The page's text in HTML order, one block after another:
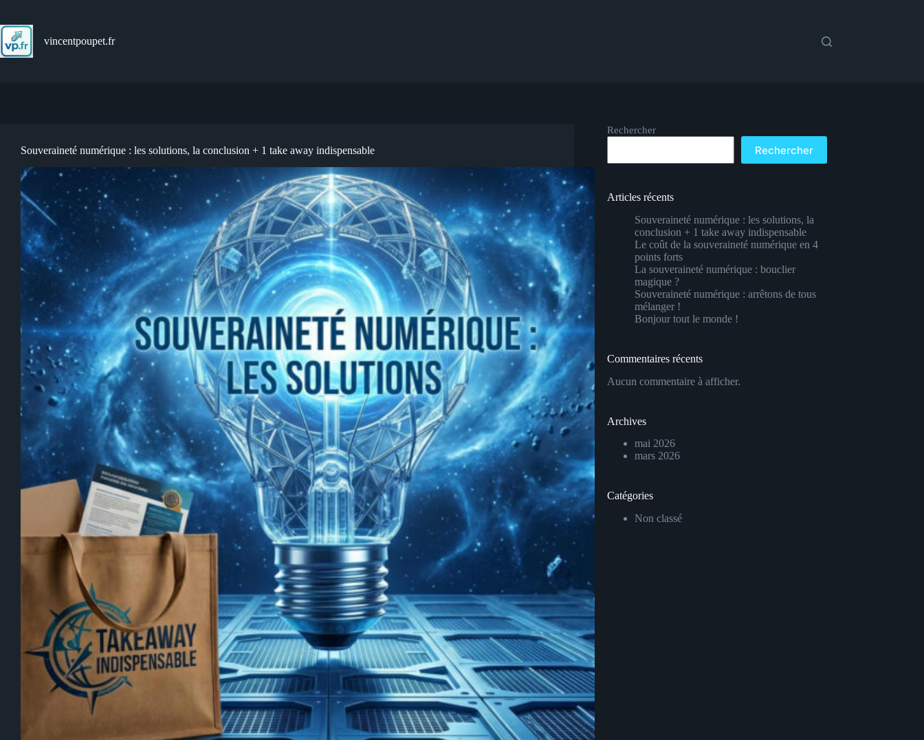
contenu
vincentpoupet.fr
Souveraineté numérique : les solutions, la conclusion + 1 take away indispensable
Rechercher
Rechercher
Articles récents
Souveraineté numérique : les solutions, la
conclusion + 1 take away indispensable
Le coût de la souveraineté numérique en 4
points forts
La souveraineté numérique : bouclier
magique ?
Souveraineté numérique : arrêtons de tous
mélanger !
Bonjour tout le monde !
Commentaires récents
Aucun commentaire à afficher.
Archives
mai 2026
mars 2026
Catégories
Non classé